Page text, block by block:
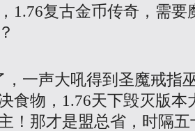
1.76复古金币传奇，需要
，一声大吼得到圣魔戒指
食物，1.76天下毁灭版本
！那才是盟总省，时隔